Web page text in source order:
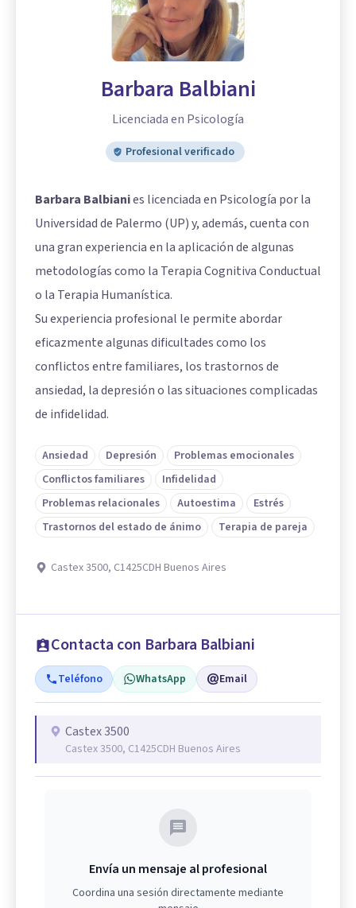
Barbara Balbiani
Licenciada en Psicología
Profesional verificado
Barbara Balbianies licenciada en Psicología por la
Universidad de Palermo (UP) y, además, cuenta con
una gran experiencia en la aplicación de algunas
metodologías como la Terapia Cognitiva Conductual
o la Terapia Humanística.
Su experiencia profesional le permite abordar
eficazmente algunas dificultades como los
conflictos entre familiares, los trastornos de
ansiedad, la depresión o las situaciones complicadas
de infidelidad.
Ansiedad Depresión
Problemas emocionales
Conflictos familiares
Infidelidad
Problemas relacionales
Autoestima
Estrés
Trastornos del estado de ánimo
Terapia de pareja
Castex 3500, C1425CDH Buenos Aires
Contacta con Barbara Balbiani
Teléfono WhatsApp Email
Castex 3500
Castex 3500, C1425CDH Buenos Aires
Envía un mensaje al profesional
Coordina una sesión directamente mediante